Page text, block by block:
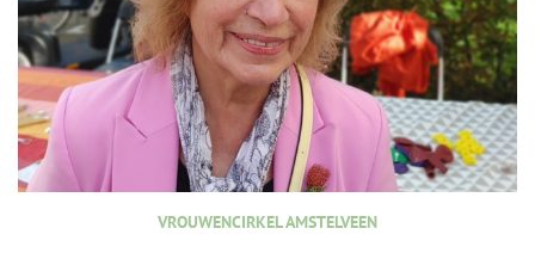
VROUWENCIRKEL AMSTELVEEN